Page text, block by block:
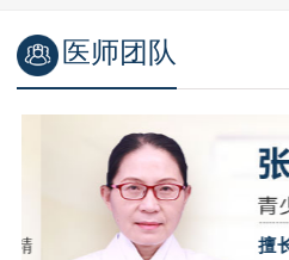
医师团队
擅长